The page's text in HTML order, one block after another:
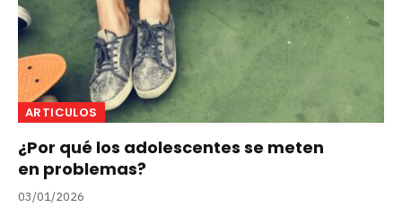
ARTICULOS
¿Por qué los adolescentes se meten
en problemas?
03/01/2026